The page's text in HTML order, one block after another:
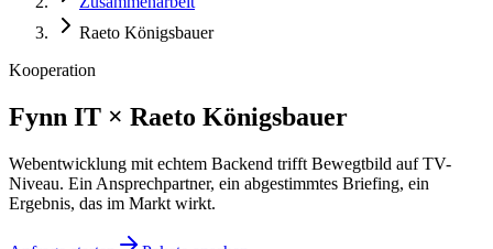
Raeto Königsbauer
Kooperation
Fynn IT × Raeto Königsbauer
Webentwicklung mit echtem Backend trifft Bewegtbild auf TV-
Niveau. Ein Ansprechpartner, ein abgestimmtes Briefing, ein
Ergebnis, das im Markt wirkt.